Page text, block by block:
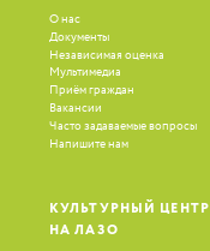
О нас
Документы
Независимая оценка
Мультимедиа
Приём граждан
Вакансии
Часто задаваемые вопросы
Напишите нам
КУЛЬТУРНЫЙ ЦЕНТР
НА ЛАЗО